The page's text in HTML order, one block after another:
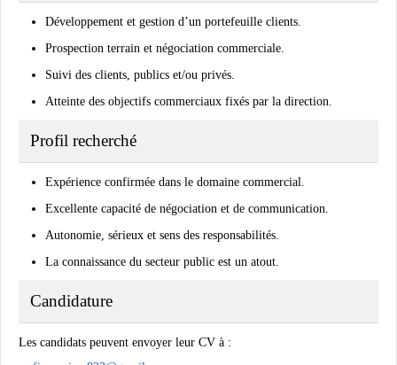
Développement et gestion d’un portefeuille clients.
Prospection terrain et négociation commerciale.
Suivi des clients, publics et/ou privés.
Atteinte des objectifs commerciaux fixés par la direction.
Profil recherché
Expérience confirmée dans le domaine commercial.
Excellente capacité de négociation et de communication.
Autonomie, sérieux et sens des responsabilités.
La connaissance du secteur public est un atout.
Candidature
Les candidats peuvent envoyer leur CV à :